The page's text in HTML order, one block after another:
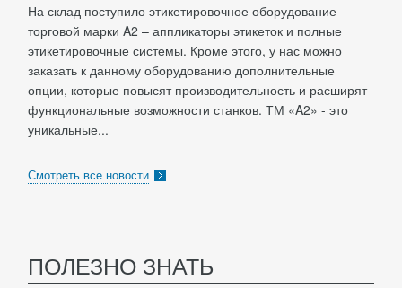
На склад поступило этикетировочное оборудование
торговой марки A2 – аппликаторы этикеток и полные
этикетировочные системы. Кроме этого, у нас можно
заказать к данному оборудованию дополнительные
опции, которые повысят производительность и расширят
функциональные возможности станков. ТМ «A2» - это
уникальные...
Смотреть все новости
ПОЛЕЗНО ЗНАТЬ